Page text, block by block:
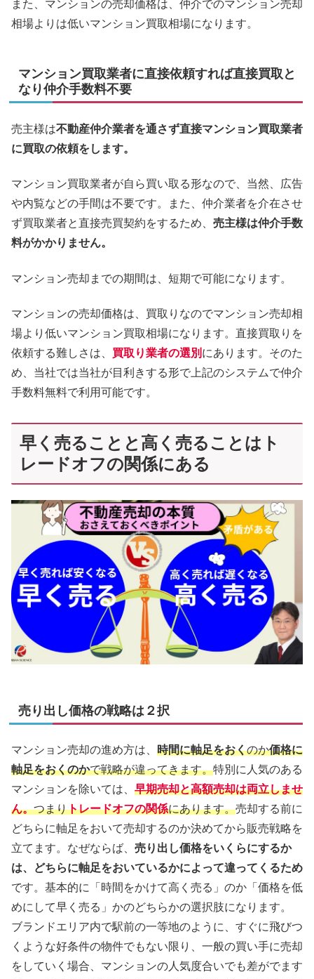
また、マンションの売却価格は、仲介でのマンション売却
相場よりは低いマンション買取相場になります。
マンション買取業者に直接依頼すれば直接買取と
なり仲介手数料不要
売主様は不動産仲介業者を通さず直接マンション買取業者
に買取の依頼をします。
マンション買取業者が自ら買い取る形なので、当然、広告
や内覧などの手間は不要です。また、仲介業者を介在させ
ず買取業者と直接売買契約をするため、 売主様は仲介手数
料がかかりません。
マンション売却までの期間は、短期で可能になります。
マンションの売却価格は、買取りなのでマンション売却相
場より低いマンション買取相場になります。直接買取りを
依頼する難しさは、 買取り業者の選別 にあります。そのた
め、当社では当社が目利きする形で上記のシステムで仲介
手数料無料で利用可能です。
早く売ることと高く売ることはト
レードオフの関係にある
売り出し価格の戦略は２択
マンション売却の進め方は、 時間に軸足をおくのか価格に
軸足をおくのかで戦略が違ってきます。特別に人気のある
マンションを除いては、 早期売却と高額売却は両立しませ
ん。つまりトレードオフの関係にあります。売却する前に
どちらに軸足をおいて売却するのか決めてから販売戦略を
立てます。なぜならば、 売り出し価格をいくらにするか
は、どちらに軸足をおいているかによって違ってくるため
です。基本的に「時間をかけて高く売る」のか「価格を低
めにして早く売る」かのどちらかの選択肢になります。
ブランドエリア内で駅前の一等地のように、すぐに飛びつ
くような好条件の物件でもない限り、一般の買い手に売却
をしていく場合、マンションの人気度合いでも差がでます